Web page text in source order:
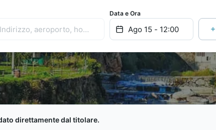
Data e Ora
direttamente dal titolare.